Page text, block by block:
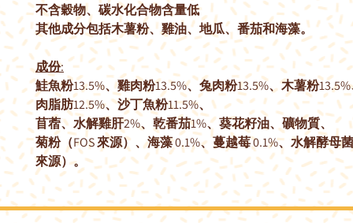
不含穀物、碳水化合物含量低
其他成分包括木薯粉、雞油、地瓜、番茄和海藻。
成份:
鮭魚粉13.5%、雞肉粉13.5%、兔肉粉13.5%、木薯粉
肉脂肪12.5%、沙丁魚粉11.5%、
苜蓿、水解雞肝2%、乾番茄1%、葵花籽油、礦物質、
菊粉（FOS 來源）、海藻 0.1%、蔓越莓 0.1%、水解酵母
來源）。